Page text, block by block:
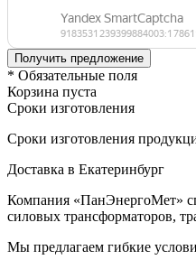
* Обязательные поля
Корзина пуста
Сроки изготовления
Сроки изготовления
Доставка в Екатеринбург
Компания «ПанЭнергоМет»
силовых трансформаторов,
Мы предлагаем гибкие